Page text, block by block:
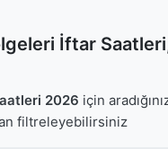
İftar
2026 için
filtreleyebilirsiniz